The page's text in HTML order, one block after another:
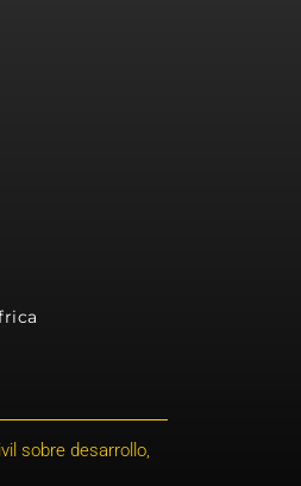
sobre desarrollo,